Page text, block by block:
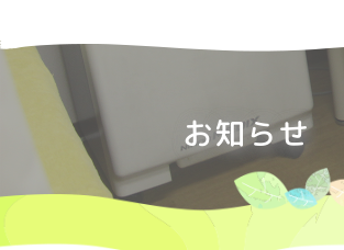
お知らせ